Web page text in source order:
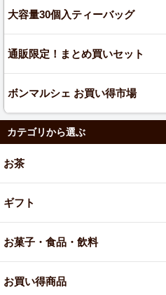
大容量30個入ティーバッグ
通販限定！まとめ買いセット
ボンマルシェ お買い得市場
カテゴリから選ぶ
お茶
ギフト
お菓子・食品・飲料
お買い得商品